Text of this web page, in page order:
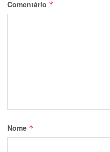
Comentário *
Nome *